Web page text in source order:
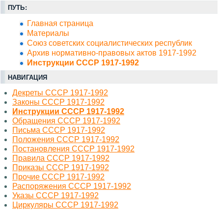
ПУТЬ:
Главная страница
Материалы
Союз советских социалистических республик
Архив нормативно-правовых актов 1917-1992
Инструкции СССР 1917-1992
НАВИГАЦИЯ
Декреты СССР 1917-1992
Законы СССР 1917-1992
Инструкции СССР 1917-1992
Обращения СССР 1917-1992
Письма СССР 1917-1992
Положения СССР 1917-1992
Постановления СССР 1917-1992
Правила СССР 1917-1992
Приказы СССР 1917-1992
Прочие СССР 1917-1992
Распоряжения СССР 1917-1992
Указы СССР 1917-1992
Циркуляры СССР 1917-1992